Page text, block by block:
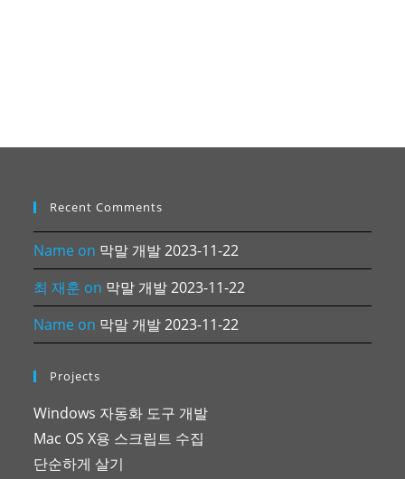
Recent Comments
Name on 막말 개발 2023-11-22
최 재훈 on 막말 개발 2023-11-22
Name on 막말 개발 2023-11-22
Projects
Windows 자동화 도구 개발
Mac OS X용 스크립트 수집
단순하게 살기